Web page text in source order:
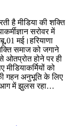
है मीडिया की शक्ति
सरोवर में
मई।हरियाणा
समाज को जगाने
ओतप्रोत होने पर ही
को
गहन अनुभूति के लिए
आग में झुलस रहा…